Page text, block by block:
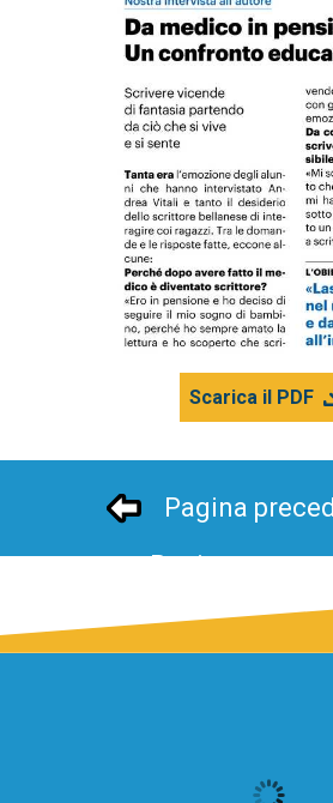
Scarica il PDF
Pagina
Pagina